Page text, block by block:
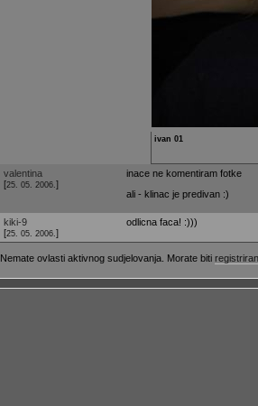
ivan 01
valentina
[25. 05. 2006. ]
inace ne komentiram fotke
ali - klinac je predivan :)
kiki-9
[25. 05. 2006. ]
odlicna faca! :)))
Nemate ovlasti aktivnog sudjelovanja. Morate biti